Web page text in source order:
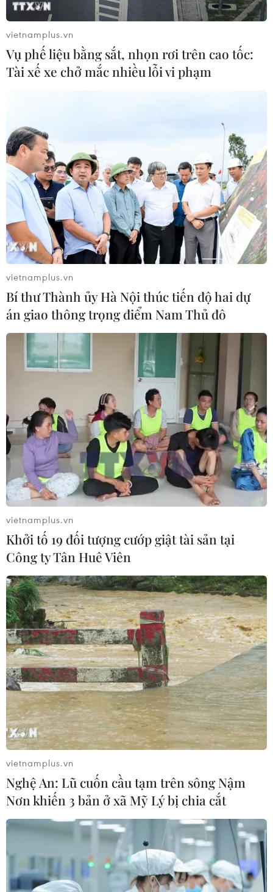
là một trong những nền kinh tế phát triển nhanh nhất và
là ngôi sao sáng của ASEAN.
vietnamplus.vn
Vụ phế liệu bằng sắt, nhọn rơi trên cao tốc:
Tài xế xe chở mắc nhiều lỗi vi phạm
vietnamplus.vn
Bí thư Thành ủy Hà Nội thúc tiến độ hai dự
án giao thông trọng điểm Nam Thủ đô
vietnamplus.vn
Khởi tố 19 đối tượng cướp giật tài sản tại
Công ty Tân Huê Viên
vietnamplus.vn
Nghệ An: Lũ cuốn cầu tạm trên sông Nậm
Nơn khiến 3 bản ở xã Mỹ Lý bị chia cắt